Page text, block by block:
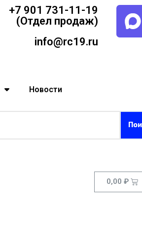
+7 901 731-11-19
(Отдел продаж)
info@rc19.ru
Новости
0,00 ₽